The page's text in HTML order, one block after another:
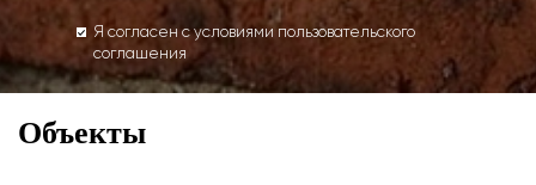
Я согласен с условиями пользовательского
соглашения
Объекты